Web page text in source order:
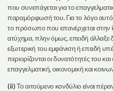
που συνεπάγεται για το
παραμόρφωσή του. Για το λόγο αυτό
το πρόσωπο που επανέρχεται στην
ατύχημα, πλην όμως, επειδή άλλαξε
εξωτερική του εμφάνιση ή επειδή
περιορίζονται οι δυνατότητές του και
επαγγελματική, οικονομική και
(ii)Το αιτούμενο κονδύλιο είναι